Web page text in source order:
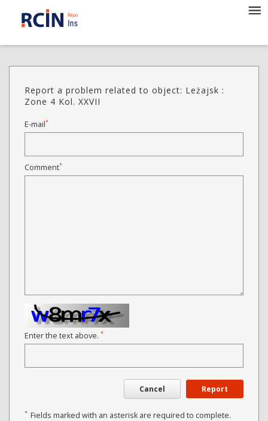
Report a problem related to object: Leżajsk :
Zone 4 Kol. XXVII
E-mail*
Comment*
Enter the text above. *
Cancel Report
* Fields marked with an asterisk are required to complete.